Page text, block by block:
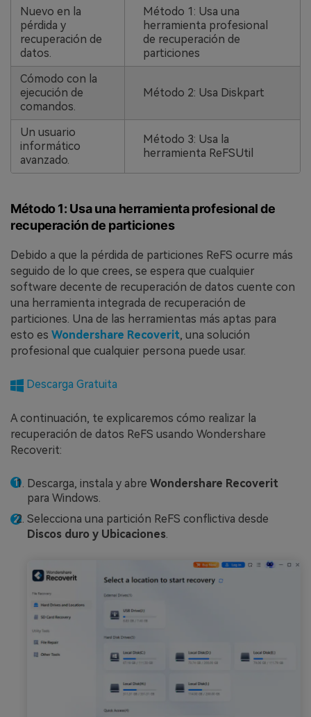
Nuevo en la
pérdida y
recuperación de
datos.
Método 1: Usa una
herramienta profesional
de recuperación de
particiones
Cómodo con la
ejecución de
comandos.
Método 2: Usa Diskpart
Un usuario
informático
avanzado.
Método 3: Usa la
herramienta ReFSUtil
Método 1: Usa una herramienta profesional de
recuperación de particiones
Debido a que la pérdida de particiones ReFS ocurre más
seguido de lo que crees, se espera que cualquier
software decente de recuperación de datos cuente con
una herramienta integrada de recuperación de
particiones. Una de las herramientas más aptas para
esto es Wondershare Recoverit, una solución
profesional que cualquier persona puede usar.
Descarga Gratuita
A continuación, te explicaremos cómo realizar la
recuperación de datos ReFS usando Wondershare
Recoverit:
Descarga, instala y abre Wondershare Recoverit
para Windows.
Selecciona una partición ReFS conflictiva desde
Discos duro y Ubicaciones.